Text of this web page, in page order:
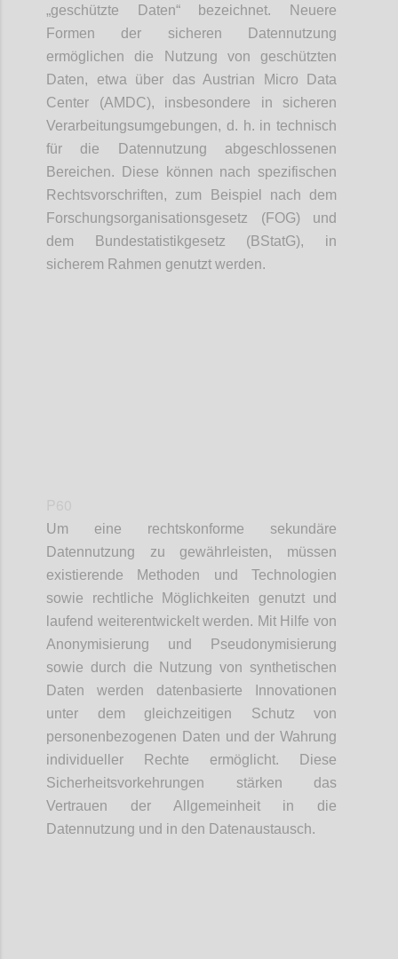
„geschützte Daten“ bezeichnet. Neuere
Formen der sicheren Datennutzung
ermöglichen die Nutzung von geschützten
Daten, etwa über das Austrian Micro Data
Center (AMDC), insbesondere in sicheren
Verarbeitungsumgebungen, d. h. in technisch
für die Datennutzung abgeschlossenen
Bereichen. Diese können nach spezifischen
Rechtsvorschriften, zum Beispiel nach dem
Forschungsorganisationsgesetz (FOG) und
dem Bundestatistikgesetz (BStatG), in
sicherem Rahmen genutzt werden.
Um eine rechtskonforme sekundäre
Datennutzung zu gewährleisten, müssen
existierende Methoden und Technologien
sowie rechtliche Möglichkeiten genutzt und
laufend weiterentwickelt werden. Mit Hilfe von
Anonymisierung und Pseudonymisierung
sowie durch die Nutzung von synthetischen
Daten werden datenbasierte Innovationen
unter dem gleichzeitigen Schutz von
personenbezogenen Daten und der Wahrung
individueller Rechte ermöglicht. Diese
Sicherheitsvorkehrungen stärken das
Vertrauen der Allgemeinheit in die
Datennutzung und in den Datenaustausch.